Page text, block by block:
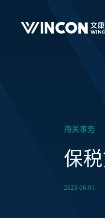
海关事务
保
2023-06-01